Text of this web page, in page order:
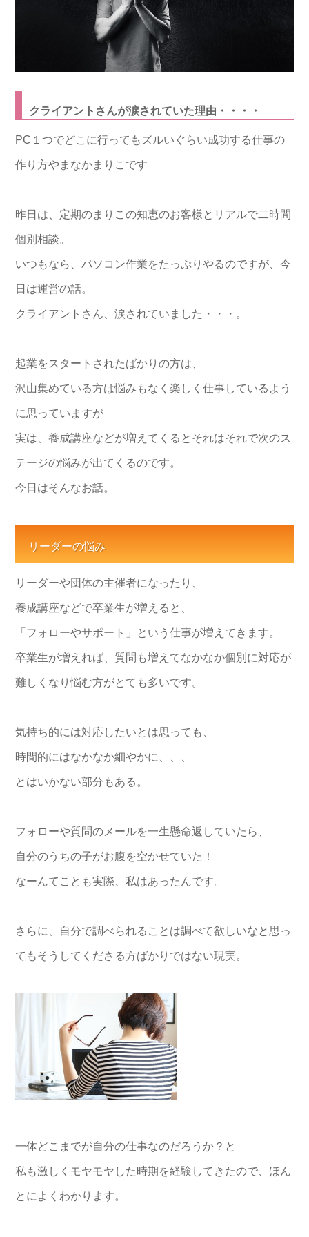
クライアントさんが涙されていた理由・・・・
PC１つでどこに行ってもズルいぐらい成功する仕事の
作り方やまなかまりこです
昨日は、定期のまりこの知恵のお客様とリアルで二時間
個別相談。
いつもなら、パソコン作業をたっぷりやるのですが、今
日は運営の話。
クライアントさん、涙されていました・・・。
起業をスタートされたばかりの方は、
沢山集めている方は悩みもなく楽しく仕事しているよう
に思っていますが
実は、養成講座などが増えてくるとそれはそれで次のス
テージの悩みが出てくるのです。
今日はそんなお話。
リーダーの悩み
リーダーや団体の主催者になったり、
養成講座などで卒業生が増えると、
「フォローやサポート」という仕事が増えてきます。
卒業生が増えれば、質問も増えてなかなか個別に対応が
難しくなり悩む方がとても多いです。
気持ち的には対応したいとは思っても、
時間的にはなかなか細やかに、、、
とはいかない部分もある。
フォローや質問のメールを一生懸命返していたら、
自分のうちの子がお腹を空かせていた！
なーんてことも実際、私はあったんです。
さらに、自分で調べられることは調べて欲しいなと思っ
てもそうしてくださる方ばかりではない現実。
一体どこまでが自分の仕事なのだろうか？と
私も激しくモヤモヤした時期を経験してきたので、ほん
とによくわかります。